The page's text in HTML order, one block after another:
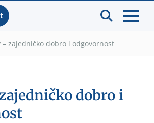
– zajedničko dobro i odgovornost
dobro i